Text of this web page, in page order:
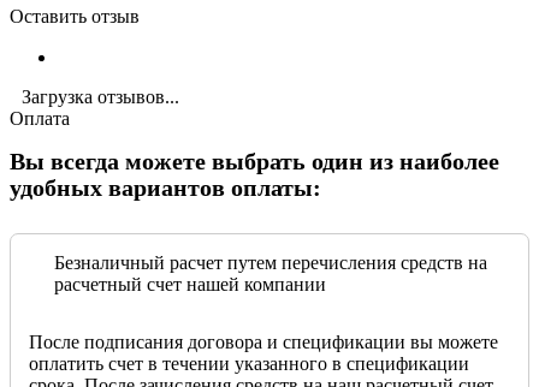
Оставить отзыв
Загрузка отзывов...
Оплата
Вы всегда можете выбрать один из наиболее
удобных вариантов оплаты:
Безналичный расчет путем перечисления средств на
расчетный счет нашей компании
После подписания договора и спецификации вы можете
оплатить счет в течении указанного в спецификации